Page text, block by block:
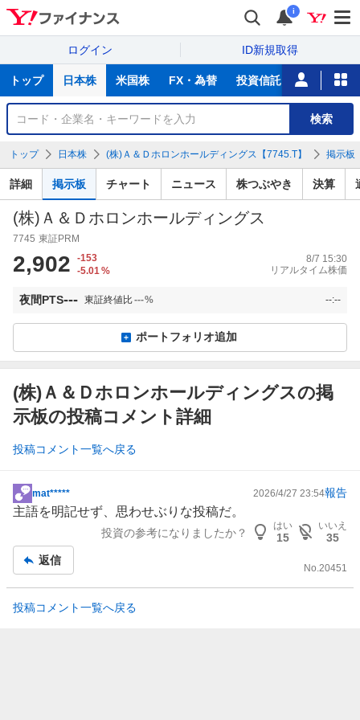
i
ログイン ID新規取得
サ
トップ 日本株 米国株 FX・為替 投資信託 ニュース
銘
検
索
検索
トップ 日本株 (株)Ａ＆Ｄホロンホールディングス【7745.T】 掲示板
詳細 掲示板 チャート ニュース 株つぶやき 決算
(株)Ａ＆Ｄホロンホールディングス
7745 東証PRM
2,902
-153
-5.01 %
8/7 15:30
リアルタイム株価
夜間PTS--- 東証終値比---% --:--
ポートフォリオ追加
(株)Ａ＆Ｄホロンホールディングスの掲
示板の投稿コメント詳細
投稿コメント一覧へ戻る
掲
示
事
mat***** 2026/4/27 23:54報告
主語を明記せず、思わせぶりな投稿だ。
投資の参考になりましたか？
はい
15
いいえ
35
返信
No.20451
投稿コメント一覧へ戻る